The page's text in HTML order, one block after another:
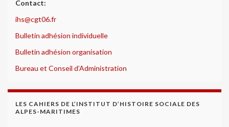
Contact:
ihs@cgt06.fr
Bulletin adhésion individuelle
Bulletin adhésion organisation
Bureau et Conseil d’Administration
LES CAHIERS DE L’INSTITUT D’HISTOIRE SOCIALE DES
ALPES-MARITIMES